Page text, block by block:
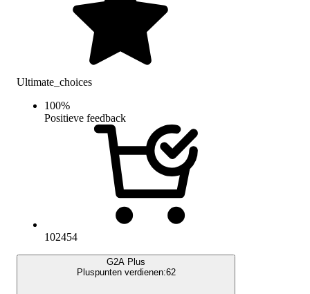
Ultimate_choices
100%
Positieve feedback
102454
G2A Plus
Pluspunten verdienen:62